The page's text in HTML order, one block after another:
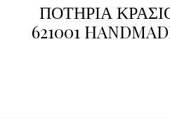
ΠΟΤΗΡΙΑ
621001